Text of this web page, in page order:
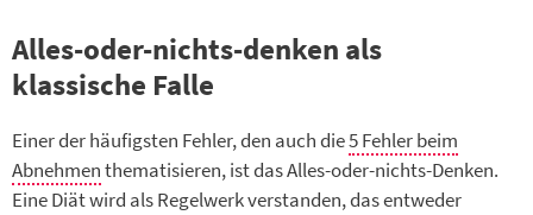
Alles-oder-nichts-denken als
klassische Falle
Einer der häufigsten Fehler, den auch die5 Fehler beim
Abnehmenthematisieren, ist das Alles-oder-nichts-Denken.
Eine Diät wird als Regelwerk verstanden, das entweder